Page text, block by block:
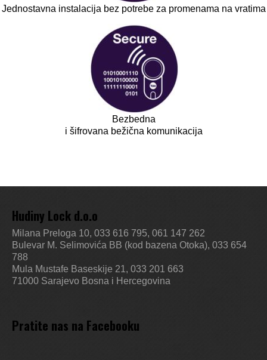
Jednostavna instalacija bez potrebe za promenama na vratima
Bezbedna
i šifrovana bežična komunikacija
Hudiny Lock d.o.o
Milana Preloga 10, 033 616 795, 061 147 262
Bulevar M. Selimovića BB (kod bazena Otoka), 033 654
788
Mula Mustafe Baseskije 21, 033 201 663
71000 Sarajevo Bosna i Hercegovina
Pratite nas na Facebooku